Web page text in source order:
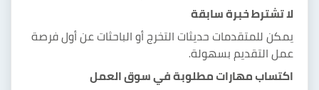
لا تشترط خبرة سابقة
يمكن للمتقدمات حديثات التخرج أو الباحثات عن أول فرصة
عمل التقديم بسهولة.
اكتساب مهارات مطلوبة في سوق العمل